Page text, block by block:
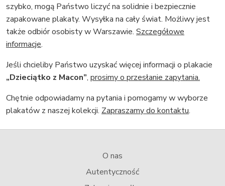
szybko, mogą Państwo liczyć na solidnie i bezpiecznie
zapakowane plakaty. Wysyłka na cały świat. Możliwy jest
także odbiór osobisty w Warszawie. Szczegółowe
informacje.
Jeśli chcieliby Państwo uzyskać więcej informacji o plakacie
„Dzieciątko z Macon”, prosimy o przesłanie zapytania.
Chętnie odpowiadamy na pytania i pomogamy w wyborze
plakatów z naszej kolekcji. Zapraszamy do kontaktu.
O nas
Autentyczność